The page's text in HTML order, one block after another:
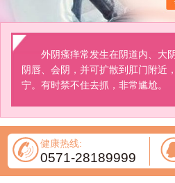
外阴瘙痒常发生在阴道内、大
阴唇、会阴，并可扩散到肛门附近
宁。有时禁不住去抓，非常尴尬。
健康热线:
0571-28189999